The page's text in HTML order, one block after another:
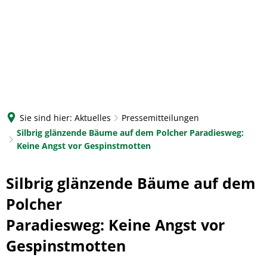
Sie sind hier: Aktuelles
Pressemitteilungen
Silbrig glänzende Bäume auf dem Polcher Paradiesweg:
Keine Angst vor Gespinstmotten
Silbrig glänzende Bäume auf dem
Polcher
Paradiesweg: Keine Angst vor
Gespinstmotten